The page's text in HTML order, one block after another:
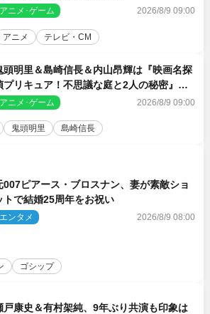
アニメ･ゲーム 2026/8/9 09:00
アニメ テレビ・CM
頭明里＆島崎信長＆内山昂輝は『映画名探
プリキュア！不思議な庭と2人の秘密』ゲ
ト声優に決定
アニメ･ゲーム 2026/8/9 09:00
鬼頭明里 島崎信長
007ピアース・ブロスナン、妻が素敵ショ
トで結婚25周年をお祝い
エンタメ 2026/8/9 08:00
ゴシップ
戸康史＆有村架純、9年ぶり共演も印象は